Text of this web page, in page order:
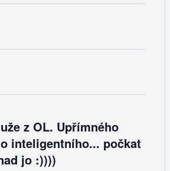
z OL. Upřímného
inteligentního... počkat
jo :))))